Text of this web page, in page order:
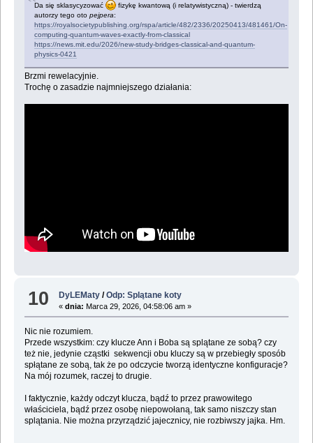
Da się sklasycyzować
fizykę kwantową (i relatywistyczną) - twierdzą
autorzy tego oto pejpera:
https://royalsocietypublishing.org/rspa/article/482/2336/20250413/481461/On-
computing-quantum-waves-exactly-from-classical
https://news.mit.edu/2026/new-study-bridges-classical-and-quantum-
physics-0421
Brzmi rewelacyjnie.
Trochę o zasadzie najmniejszego działania:
10 DyLEMaty /Odp: Splątane koty
«dnia: Marca 29, 2026, 04:58:06 am »
Nic nie rozumiem.
Przede wszystkim: czy klucze Ann i Boba są splątane ze sobą? czy
też nie, jedynie cząstki sekwencji obu kluczy są w przebiegły sposób
spłątane ze sobą, tak że po odczycie tworzą identyczne konfiguracje?
Na mój rozumek, raczej to drugie.
I faktycznie, każdy odczyt klucza, bądź to przez prawowitego
właściciela, bądź przez osobę niepowołaną, tak samo niszczy stan
splątania. Nie można przyrządzić jajecznicy, nie rozbiwszy jajka. Hm.